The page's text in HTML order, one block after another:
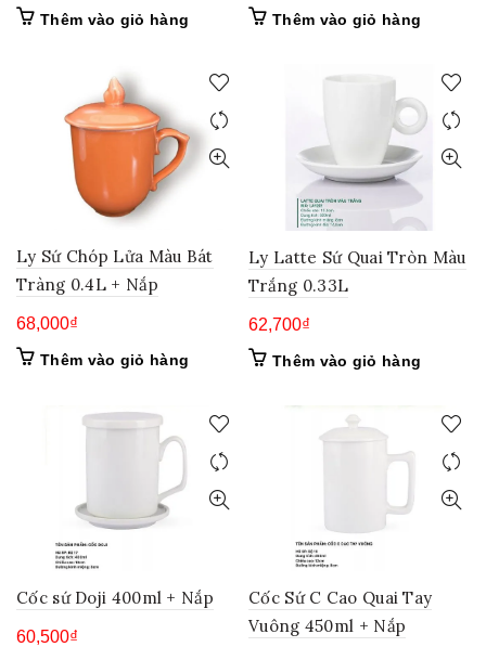
Thêm vào giỏ hàng Thêm vào giỏ hàng
Ly Sứ Chóp Lửa Màu Bát
Tràng 0.4L + Nắp
68,000₫
Thêm vào giỏ hàng
Ly Latte Sứ Quai Tròn Màu
Trắng 0.33L
62,700₫
Thêm vào giỏ hàng
Cốc sứ Doji 400ml + Nắp
60,500₫
Cốc Sứ C Cao Quai Tay
Vuông 450ml + Nắp